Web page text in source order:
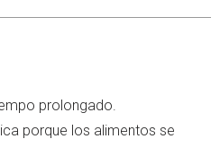
prolongado.
porque los alimentos se